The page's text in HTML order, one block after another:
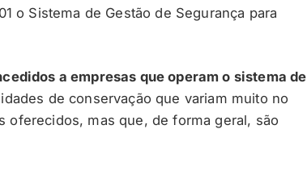
o Sistema de Gestão de Segurança para
a empresas que operam o sistema de
de conservação que variam muito no
oferecidos, mas que, de forma geral, são